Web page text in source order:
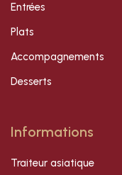
Entrées
Plats
Accompagnements
Desserts
Informations
Traiteur asiatique